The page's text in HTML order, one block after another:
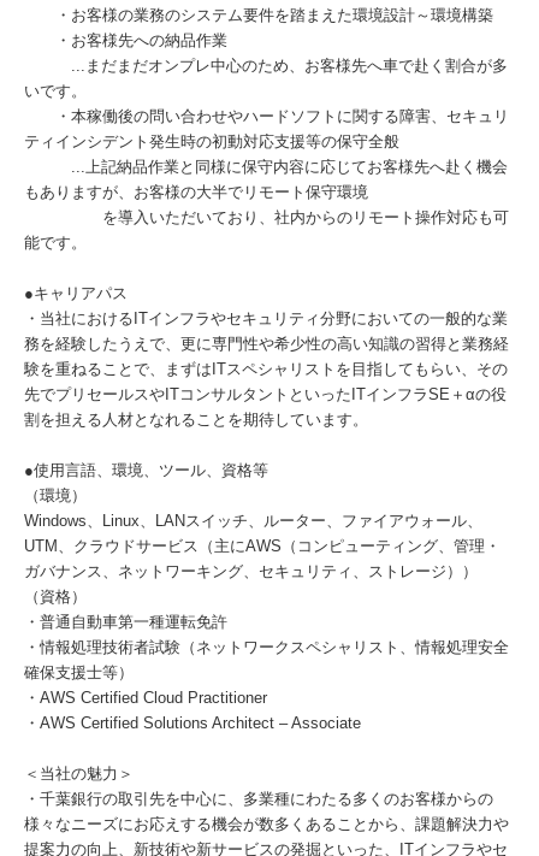
・お客様の業務のシステム要件を踏まえた環境設計～環境構築
・お客様先への納品作業
...まだまだオンプレ中心のため、お客様先へ車で赴く割合が多
いです。
・本稼働後の問い合わせやハードソフトに関する障害、セキュリ
ティインシデント発生時の初動対応支援等の保守全般
...上記納品作業と同様に保守内容に応じてお客様先へ赴く機会
もありますが、お客様の大半でリモート保守環境
を導入いただいており、社内からのリモート操作対応も可
能です。
●キャリアパス
・当社におけるITインフラやセキュリティ分野においての一般的な業
務を経験したうえで、更に専門性や希少性の高い知識の習得と業務経
験を重ねることで、まずはITスペシャリストを目指してもらい、その
先でプリセールスやITコンサルタントといったITインフラSE＋αの役
割を担える人材となれることを期待しています。
●使用言語、環境、ツール、資格等
（環境）
Windows、Linux、LANスイッチ、ルーター、ファイアウォール、
UTM、クラウドサービス（主にAWS（コンピューティング、管理・
ガバナンス、ネットワーキング、セキュリティ、ストレージ））
（資格）
・普通自動車第一種運転免許
・情報処理技術者試験（ネットワークスペシャリスト、情報処理安全
確保支援士等）
・AWS Certified Cloud Practitioner
・AWS Certified Solutions Architect – Associate
＜当社の魅力＞
・千葉銀行の取引先を中心に、多業種にわたる多くのお客様からの
様々なニーズにお応えする機会が数多くあることから、課題解決力や
提案力の向上、新技術や新サービスの発掘といった、ITインフラやセ